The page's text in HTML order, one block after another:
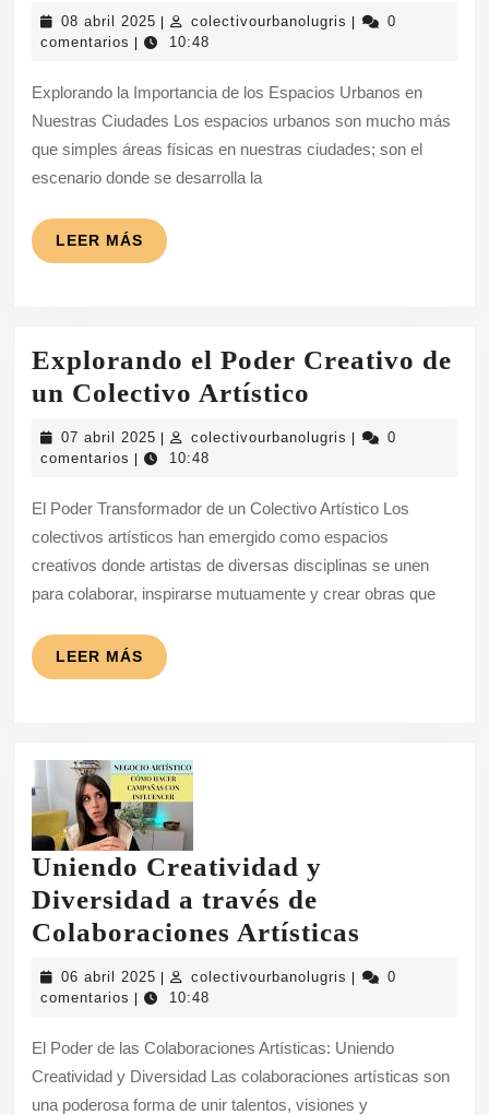
los
Espacios
Moderna
08 abril 2025 08
abril
| colectivourbanolugris |
0
comentarios | 10:48
Explorando la Importancia de los Espacios Urbanos en
Nuestras Ciudades Los espacios urbanos son mucho más
que simples áreas físicas en nuestras ciudades; son el
escenario donde se desarrolla la
LEER MÁS LEER
MÁS
Explorando el Poder Creativo de
un Colectivo Artístico
de
un
Colectivo
07 abril 2025 07
abril
| colectivourbanolugris |
0
comentarios | 10:48
El Poder Transformador de un Colectivo Artístico Los
colectivos artísticos han emergido como espacios
creativos donde artistas de diversas disciplinas se unen
para colaborar, inspirarse mutuamente y crear obras que
LEER MÁS LEER
MÁS
Uniendo Creatividad y
Diversidad a través de
Colaboraciones Artísticas
a
través
06 abril 2025 06
abril
| colectivourbanolugris |
0
comentarios | 10:48
El Poder de las Colaboraciones Artísticas: Uniendo
Creatividad y Diversidad Las colaboraciones artísticas son
una poderosa forma de unir talentos, visiones y